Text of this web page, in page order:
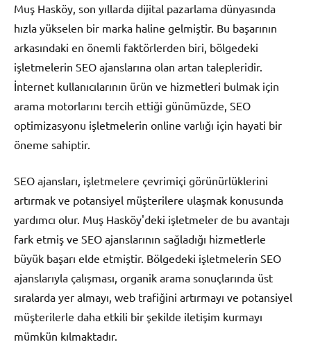
Muş Hasköy, son yıllarda dijital pazarlama dünyasında
hızla yükselen bir marka haline gelmiştir. Bu başarının
arkasındaki en önemli faktörlerden biri, bölgedeki
işletmelerin SEO ajanslarına olan artan talepleridir.
İnternet kullanıcılarının ürün ve hizmetleri bulmak için
arama motorlarını tercih ettiği günümüzde, SEO
optimizasyonu işletmelerin online varlığı için hayati bir
öneme sahiptir.
SEO ajansları, işletmelere çevrimiçi görünürlüklerini
artırmak ve potansiyel müşterilere ulaşmak konusunda
yardımcı olur. Muş Hasköy'deki işletmeler de bu avantajı
fark etmiş ve SEO ajanslarının sağladığı hizmetlerle
büyük başarı elde etmiştir. Bölgedeki işletmelerin SEO
ajanslarıyla çalışması, organik arama sonuçlarında üst
sıralarda yer almayı, web trafiğini artırmayı ve potansiyel
müşterilerle daha etkili bir şekilde iletişim kurmayı
mümkün kılmaktadır.